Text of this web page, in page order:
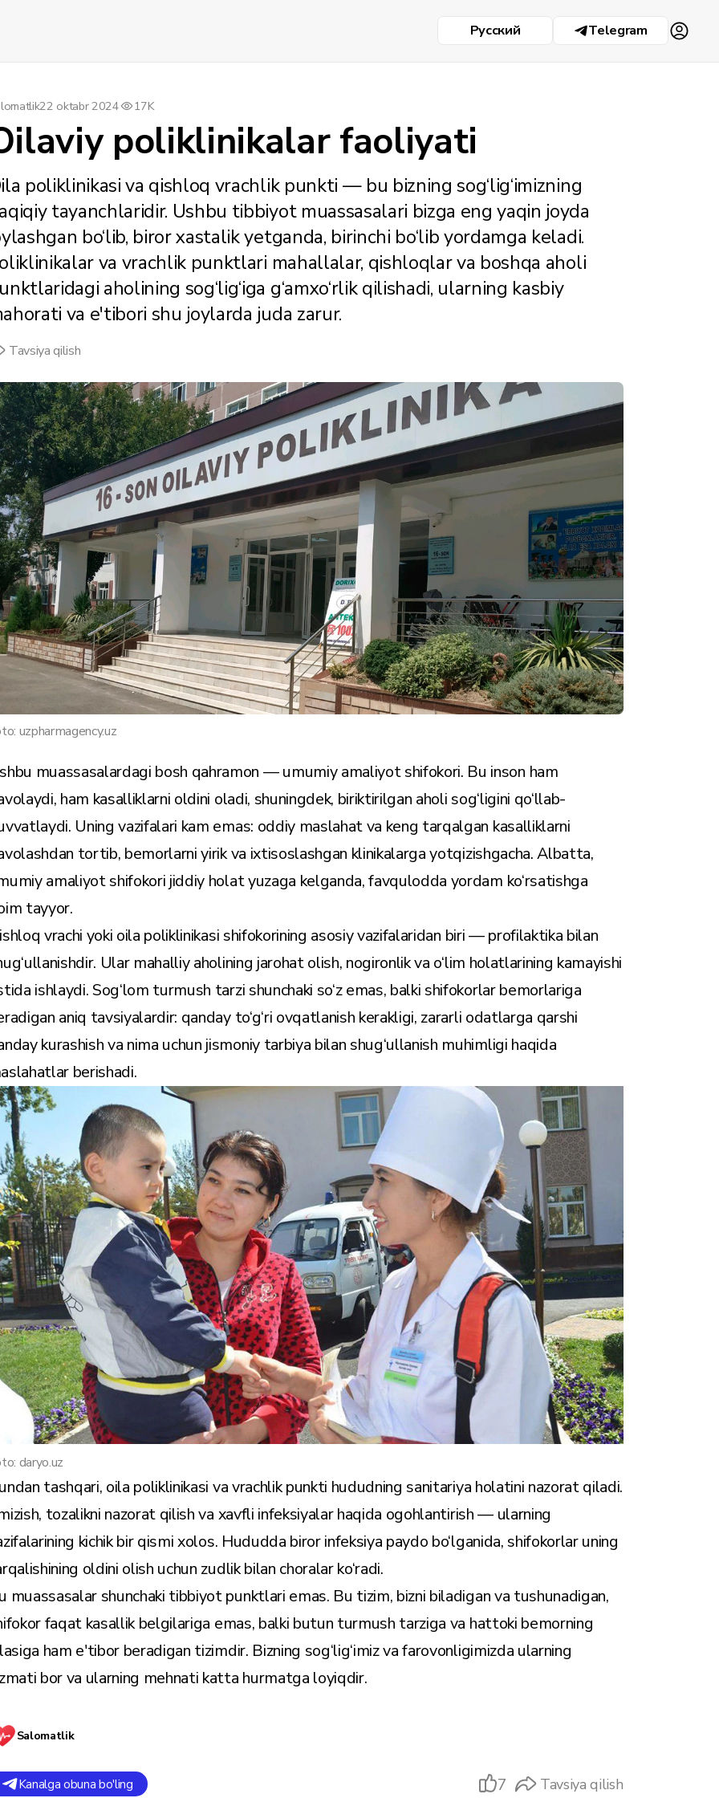
Русский Telegram
22 oktabr 2024 17K
poliklinikalar faoliyati
poliklinikasi va qishloq vrachlik punkti — bu bizning sog‘lig‘imizning
tayanchlaridir. Ushbu tibbiyot muassasalari bizga eng yaqin joyda
bo‘lib, biror xastalik yetganda, birinchi bo‘lib yordamga keladi.
va vrachlik punktlari mahallalar, qishloqlar va boshqa aholi
aholining sog‘lig‘iga g‘amxo‘rlik qilishadi, ularning kasbiy
va e'tibori shu joylarda juda zarur.
Tavsiya qilish
uzpharmagency.uz
muassasalardagi bosh qahramon — umumiy amaliyot shifokori. Bu inson ham
ham kasalliklarni oldini oladi, shuningdek, biriktirilgan aholi sog‘ligini qo‘llab-
Uning vazifalari kam emas: oddiy maslahat va keng tarqalgan kasalliklarni
tortib, bemorlarni yirik va ixtisoslashgan klinikalarga yotqizishgacha. Albatta,
amaliyot shifokori jiddiy holat yuzaga kelganda, favqulodda yordam ko‘rsatishga
tayyor.
vrachi yoki oila poliklinikasi shifokorining asosiy vazifalaridan biri — profilaktika bilan
Ular mahalliy aholining jarohat olish, nogironlik va o‘lim holatlarining kamayishi
ishlaydi. Sog‘lom turmush tarzi shunchaki so‘z emas, balki shifokorlar bemorlariga
aniq tavsiyalardir: qanday to‘g‘ri ovqatlanish kerakligi, zararli odatlarga qarshi
kurashish va nima uchun jismoniy tarbiya bilan shug‘ullanish muhimligi haqida
berishadi.
daryo.uz
tashqari, oila poliklinikasi va vrachlik punkti hududning sanitariya holatini nazorat qiladi.
tozalikni nazorat qilish va xavfli infeksiyalar haqida ogohlantirish — ularning
kichik bir qismi xolos. Hududda biror infeksiya paydo bo‘lganida, shifokorlar uning
oldini olish uchun zudlik bilan choralar ko‘radi.
muassasalar shunchaki tibbiyot punktlari emas. Bu tizim, bizni biladigan va tushunadigan,
faqat kasallik belgilariga emas, balki butun turmush tarziga va hattoki bemorning
ham e'tibor beradigan tizimdir. Bizning sog‘lig‘imiz va farovonligimizda ularning
bor va ularning mehnati katta hurmatga loyiqdir.
Salomatlik
Kanalga obuna bo'ling 7 Tavsiya qilish